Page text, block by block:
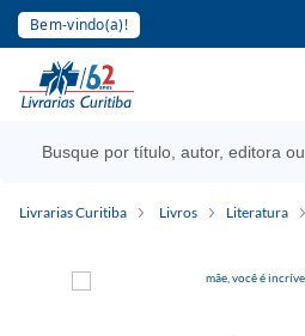
Bem-vindo(a)!
Livrarias Curitiba Livros Literatura